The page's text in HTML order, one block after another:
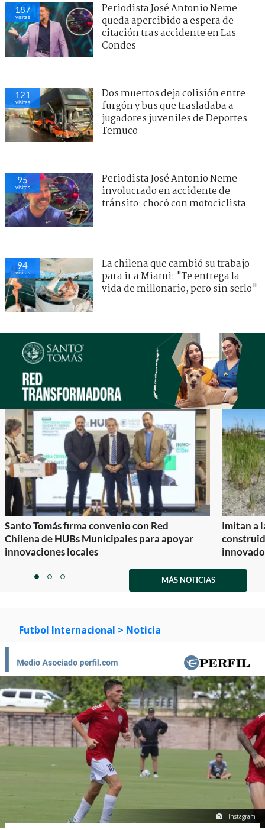
187
visitas
Periodista José Antonio Neme
queda apercibido a espera de
citación tras accidente en Las
Condes
121
visitas
Dos muertos deja colisión entre
furgón y bus que trasladaba a
jugadores juveniles de Deportes
Temuco
95
visitas
Periodista José Antonio Neme
involucrado en accidente de
tránsito: chocó con motociclista
94
visitas
La chilena que cambió su trabajo
para ir a Miami: "Te entrega la
vida de millonario, pero sin serlo"
Santo Tomás firma convenio con Red
Chilena de HUBs Municipales para apoyar
innovaciones locales
Imitan a
itemitemitem
MÁS NOTICIAS
Futbol Internacional > Noticia
Instagram